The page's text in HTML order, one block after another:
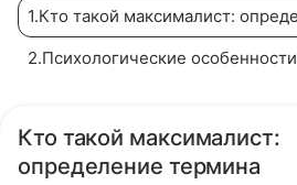
1.Кто такой максималист:
2.Психологические
Кто такой максималист:
определение термина